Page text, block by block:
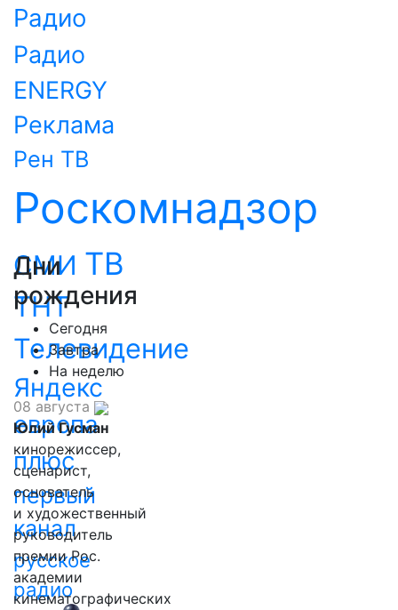
Радио
Радио
ENERGY
Реклама
Рен ТВ
Роскомнадзор
СМИ ТВ
ТНТ
Телевидение
Яндекс
европа
плюс
первый
канал
русское
радио
Дни
рождения
Сегодня
Завтра
На неделю
08 августа
Юлий Гусман
кинорежиссер,
сценарист,
основатель
и художественный
руководитель
премии Рос.
академии
кинематографических